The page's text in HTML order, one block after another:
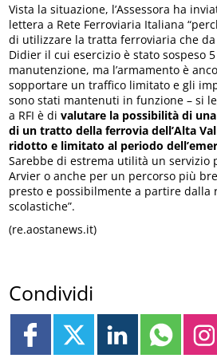
Vista la situazione, l’Assessora ha
lettera a Rete Ferroviaria Italiana
di utilizzare la tratta ferroviaria che da
Didier il cui esercizio è stato sospeso
manutenzione, ma l’armamento è
sopportare un traffico limitato e gli
sono stati mantenuti in funzione – si
a RFI è divalutare la possibilità di
di un tratto della ferrovia dell’Alta
ridotto e limitato al periodo
Sarebbe di estrema utilità un servizio
Arvier o anche per un percorso più
presto e possibilmente a partire dalla
scolastiche”.
(re.aostanews.it)
Condividi